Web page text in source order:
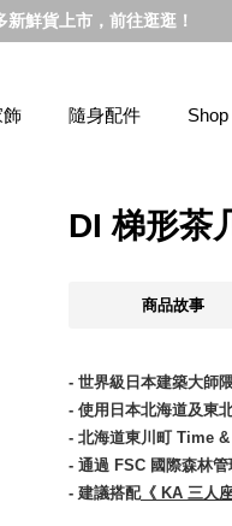
新鮮貨上市，前往逛逛！
隨身配件
DI 梯形茶
商品故事
- 世界級日本建築大師
- 使用日本北海道及東
- 北海道東川町 Time
- 通過 FSC 國際森林
- 建議搭配《 KA 三人座